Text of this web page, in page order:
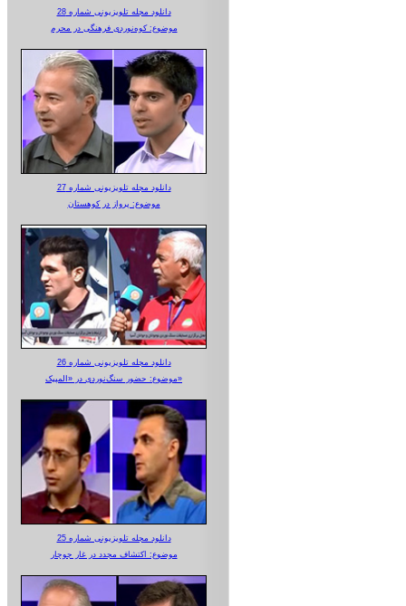
دانلود مجله تلویزیونی شماره 28
موضوع: کوه‌نوردی فرهنگی در محرم
دانلود مجله تلویزیونی شماره 27
موضوع: پرواز در کوهستان
دانلود مجله تلویزیونی شماره 26
موضوع: حضور سنگ‌نوردی در «المپیک»
دانلود مجله تلویزیونی شماره 25
موضوع: اکتشاف مجدد در غار جوجار